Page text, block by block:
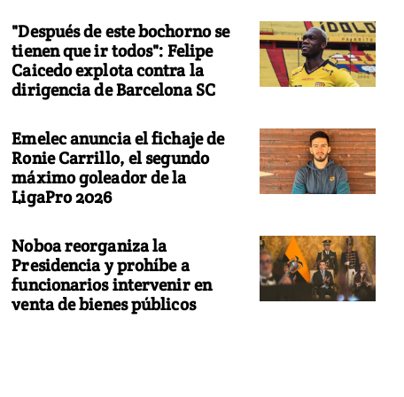
"Después de este bochorno se
tienen que ir todos": Felipe
Caicedo explota contra la
dirigencia de Barcelona SC
Emelec anuncia el fichaje de
Ronie Carrillo, el segundo
máximo goleador de la
LigaPro 2026
Noboa reorganiza la
Presidencia y prohíbe a
funcionarios intervenir en
venta de bienes públicos